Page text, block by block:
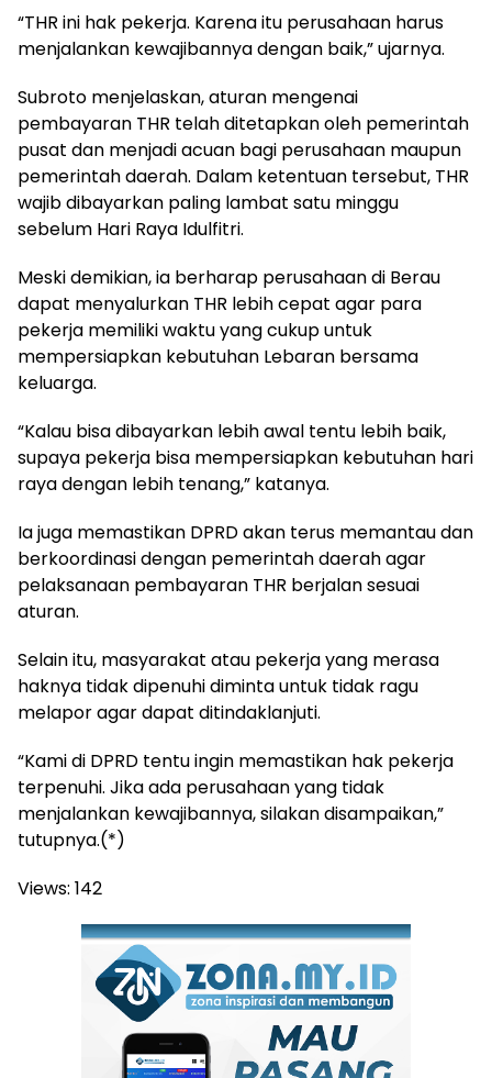
“THR ini hak pekerja. Karena itu perusahaan harus
menjalankan kewajibannya dengan baik,” ujarnya.
Subroto menjelaskan, aturan mengenai
pembayaran THR telah ditetapkan oleh pemerintah
pusat dan menjadi acuan bagi perusahaan maupun
pemerintah daerah. Dalam ketentuan tersebut, THR
wajib dibayarkan paling lambat satu minggu
sebelum Hari Raya Idulfitri.
Meski demikian, ia berharap perusahaan di Berau
dapat menyalurkan THR lebih cepat agar para
pekerja memiliki waktu yang cukup untuk
mempersiapkan kebutuhan Lebaran bersama
keluarga.
“Kalau bisa dibayarkan lebih awal tentu lebih baik,
supaya pekerja bisa mempersiapkan kebutuhan hari
raya dengan lebih tenang,” katanya.
Ia juga memastikan DPRD akan terus memantau dan
berkoordinasi dengan pemerintah daerah agar
pelaksanaan pembayaran THR berjalan sesuai
aturan.
Selain itu, masyarakat atau pekerja yang merasa
haknya tidak dipenuhi diminta untuk tidak ragu
melapor agar dapat ditindaklanjuti.
“Kami di DPRD tentu ingin memastikan hak pekerja
terpenuhi. Jika ada perusahaan yang tidak
menjalankan kewajibannya, silakan disampaikan,”
tutupnya.(*)
Views: 142